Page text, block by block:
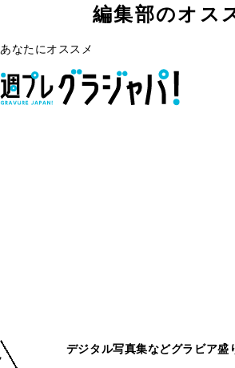
編集部のオス
あなたにオススメ
デジタル写真集などグラビア盛